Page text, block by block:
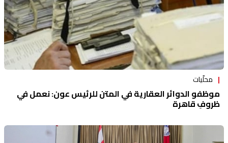
محلّيات
موظفو الدوائر العقارية في المتن للرئيس عون: نعمل في
ظروفٍ قاهرة